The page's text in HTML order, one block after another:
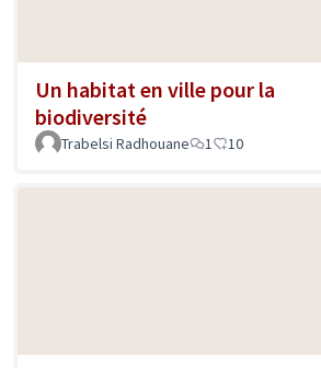
Un habitat en ville pour la
biodiversité
Trabelsi Radhouane 1 10